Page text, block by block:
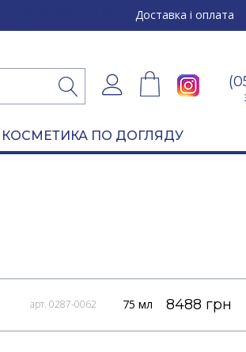
Доставка і оплата
КОСМЕТИКА ПО ДОГЛЯДУ
арт. 0287-0062 75 мл 8488 грн